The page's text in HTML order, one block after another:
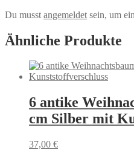
Du musst angemeldet sein, um
Ähnliche Produkte
6 antike
cm Silber mit
37,00 €